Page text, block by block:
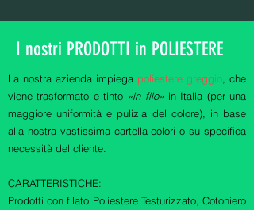
I nostri PRODOTTI in POLIESTERE
La nostra azienda impiega poliestere greggio , che
viene trasformato e tinto «in filo»in Italia (per una
maggiore uniformità e pulizia del colore), in base
alla nostra vastissima cartella colori o su specifica
necessità del cliente.
CARATTERISTICHE:
Prodotti con filato Poliestere Testurizzato, Cotoniero